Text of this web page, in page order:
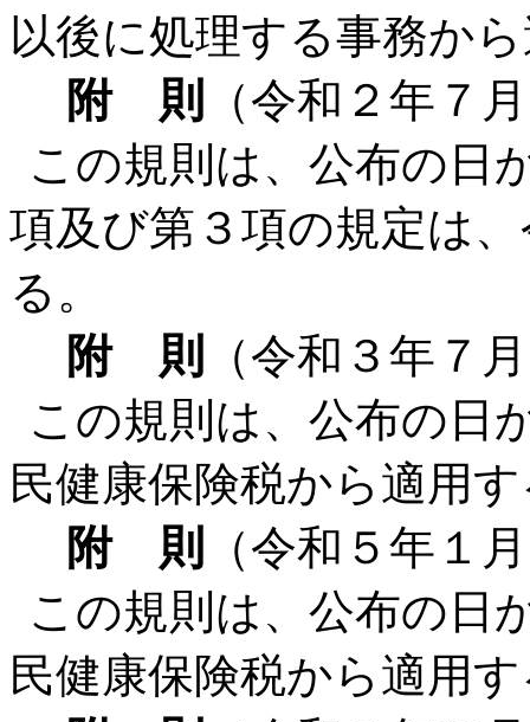
以後に処理する事務か
附 則
（令和２年７
この規則は、公布の日
項及び第３項の規定は
る。
附 則
（令和３年７
この規則は、公布の日
民健康保険税から適用
附 則
（令和５年１
この規則は、公布の日
民健康保険税から適用